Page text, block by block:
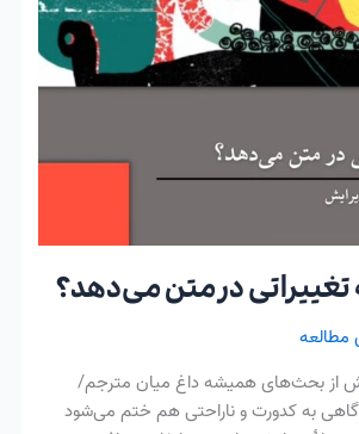
تغییراتی در متن می‌دهد؟
از بحث‌های همیشه داغ میان مترجم/
گاهی به کدورت و ناراحتی هم ختم می‌شود